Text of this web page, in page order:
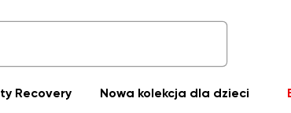
Recovery Nowa kolekcja dla dzieci